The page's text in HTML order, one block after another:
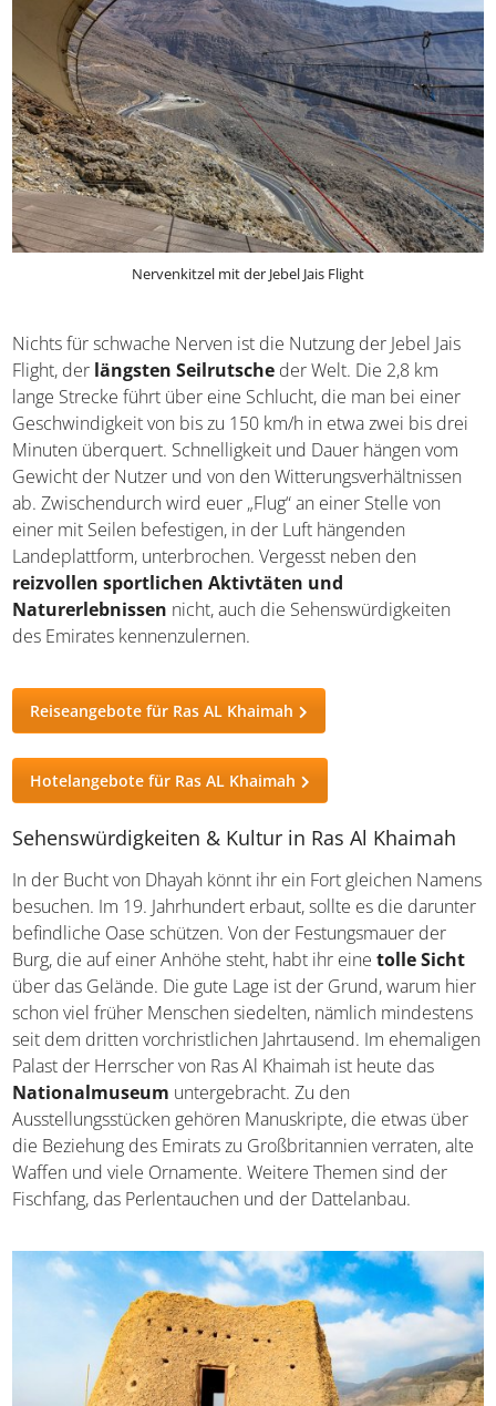
Nervenkitzel mit der Jebel Jais Flight
Nichts für schwache Nerven ist die Nutzung der Jebel Jais
Flight, der längsten Seilrutsche der Welt. Die 2,8 km
lange Strecke führt über eine Schlucht, die man bei einer
Geschwindigkeit von bis zu 150 km/h in etwa zwei bis drei
Minuten überquert. Schnelligkeit und Dauer hängen vom
Gewicht der Nutzer und von den Witterungsverhältnissen
ab. Zwischendurch wird euer „Flug“ an einer Stelle von
einer mit Seilen befestigen, in der Luft hängenden
Landeplattform, unterbrochen. Vergesst neben den
reizvollen sportlichen Aktivtäten und
Naturerlebnissen nicht, auch die Sehenswürdigkeiten
des Emirates kennenzulernen.
Reiseangebote für Ras AL Khaimah
Hotelangebote für Ras AL Khaimah
Sehenswürdigkeiten & Kultur in Ras Al Khaimah
In der Bucht von Dhayah könnt ihr ein Fort gleichen Namens
besuchen. Im 19. Jahrhundert erbaut, sollte es die darunter
befindliche Oase schützen. Von der Festungsmauer der
Burg, die auf einer Anhöhe steht, habt ihr einetolle Sicht
über das Gelände. Die gute Lage ist der Grund, warum hier
schon viel früher Menschen siedelten, nämlich mindestens
seit dem dritten vorchristlichen Jahrtausend. Im ehemaligen
Palast der Herrscher von Ras Al Khaimah ist heute das
Nationalmuseum untergebracht. Zu den
Ausstellungsstücken gehören Manuskripte, die etwas über
die Beziehung des Emirats zu Großbritannien verraten, alte
Waffen und viele Ornamente. Weitere Themen sind der
Fischfang, das Perlentauchen und der Dattelanbau.